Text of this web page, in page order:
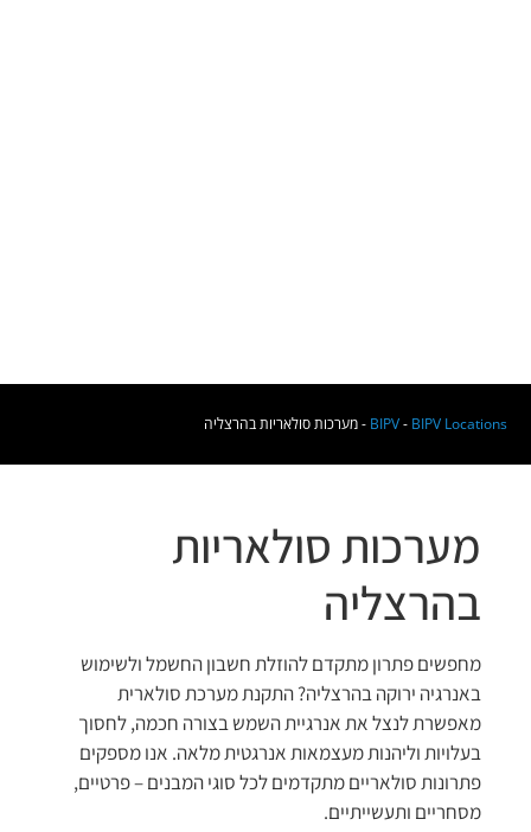
BIPV-BIPV Locations
-מערכות סולאריות בהרצליה
מערכות סולאריות
בהרצליה
מחפשים פתרון מתקדם להוזלת חשבון החשמל ולשימוש
באנרגיה ירוקה בהרצליה? התקנת מערכת סולארית
מאפשרת לנצל את אנרגיית השמש בצורה חכמה, לחסוך
בעלויות וליהנות מעצמאות אנרגטית מלאה. אנו מספקים
פתרונות סולאריים מתקדמים לכל סוגי המבנים – פרטיים,
מסחריים ותעשייתיים.